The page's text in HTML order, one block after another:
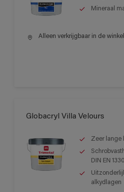
Mineraal
Alleen verkrijgbaar in de winkel
Globacryl Villa Velours
Zeer lange
DIN EN
alkydlagen